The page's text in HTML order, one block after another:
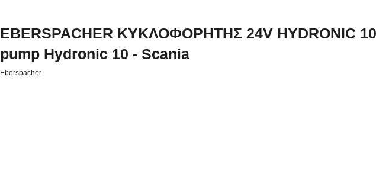
EBERSPACHER ΚΥΚΛΟΦΟΡΗΤΗΣ 24V HYDRONIC
pump Hydronic 10 - Scania
Eberspächer